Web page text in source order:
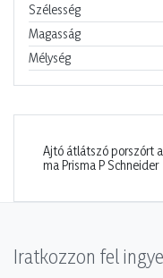
Szélesség
Magasság
Mélység
Ajtó átlátszó porszórt
ma Prisma P Schneider
Iratkozzon fel